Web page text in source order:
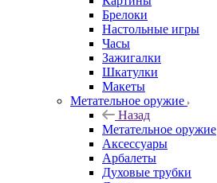
Брелоки
Настольные игры
Часы
Зажигалки
Шкатулки
Макеты
Метательное оружие
Назад
Метательное оружие
Аксессуары
Арбалеты
Духовые трубки